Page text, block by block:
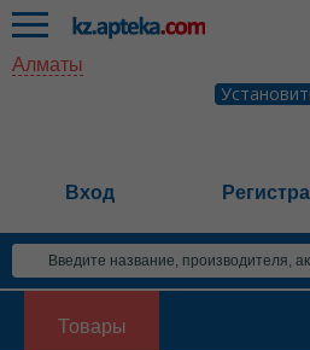
Алматы
Вход
Товары